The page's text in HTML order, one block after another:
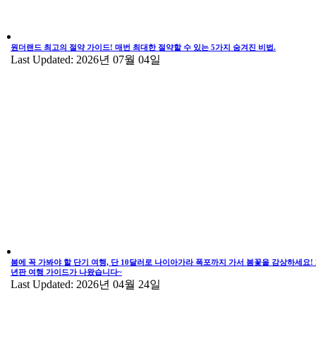
원더랜드 최고의 절약 가이드! 매번 최대한 절약할 수 있는 5가지 숨겨진 비법.
Last Updated: 2026년 07월 04일
봄에 꼭 가봐야 할 단기 여행, 단 10달러로 나이아가라 폭포까지 가서 봄꽃을 감상하세요!
년판 여행 가이드가 나왔습니다~
Last Updated: 2026년 04월 24일